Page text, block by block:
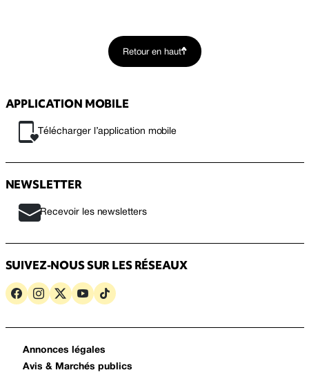
Retour en haut
APPLICATION MOBILE
Télécharger l’application mobile
NEWSLETTER
Recevoir les newsletters
SUIVEZ-NOUS SUR LES RÉSEAUX
Annonces légales
Avis & Marchés publics